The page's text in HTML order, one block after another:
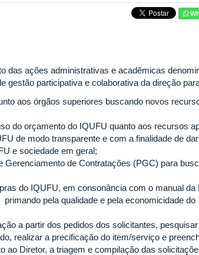
das ações administrativas e acadêmicas
gestão participativa e colaborativa da direção
aos órgãos superiores buscando novos
do orçamento do IQUFU quanto aos recursos
de modo transparente e com a finalidade de dar
e sociedade em geral;
Gerenciamento de Contratações (PGC) para
do IQUFU, em consonância com o manual da
pela qualidade e pela economicidade do
a partir dos pedidos dos solicitantes,
realizar a precificação do item/serviço e
ao Diretor, a triagem e compilação das